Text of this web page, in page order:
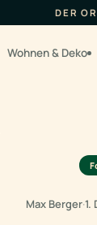
DER
Wohnen & Deko
Max Berger·1.